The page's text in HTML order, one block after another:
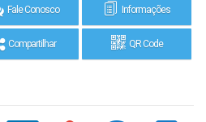
Fale Conosco Informações
Compartilhar QR Code